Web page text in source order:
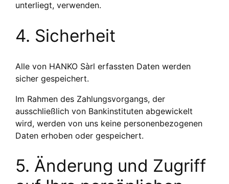
unterliegt, verwenden.
4. Sicherheit
Alle von HANKO Sàrl erfassten Daten werden
sicher gespeichert.
Im Rahmen des Zahlungsvorgangs, der
ausschließlich von Bankinstituten abgewickelt
wird, werden von uns keine personenbezogenen
Daten erhoben oder gespeichert.
5. Änderung und Zugriff